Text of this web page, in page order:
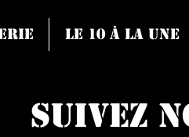
Le 10 à la une
suivez